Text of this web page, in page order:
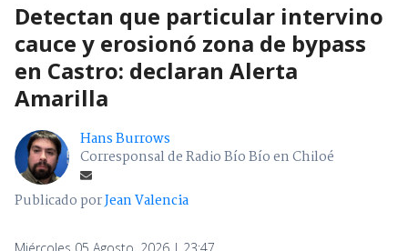
Detectan que particular intervino
cauce y erosionó zona de bypass
en Castro: declaran Alerta
Amarilla
Hans Burrows
Corresponsal de Radio Bío Bío en Chiloé
Publicado porJean Valencia